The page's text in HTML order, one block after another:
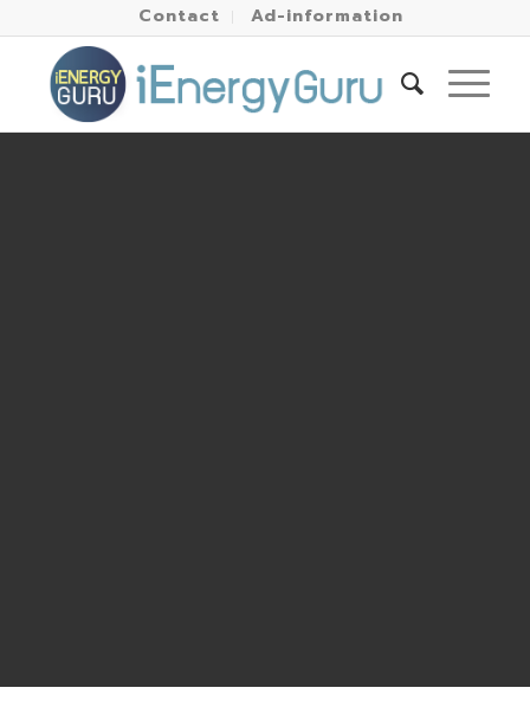
Contact Ad-information